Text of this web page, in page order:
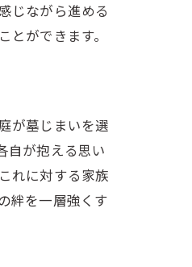
じながら進める
ができます。
が墓じまいを選
自が抱える思い
れに対する家族
絆を一層強くす